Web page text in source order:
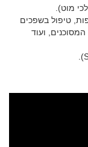
מוט).
טיפול בשפכים
המסוכנים, ועוד